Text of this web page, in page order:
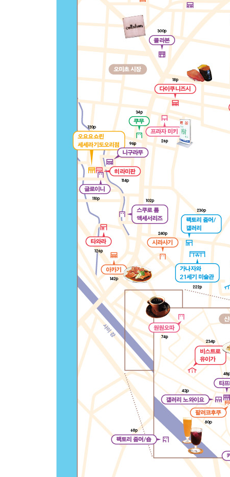
6 완벽한 골목과 하루
20인 한정 도시락과 공원 니기니기
좋은 물로 쌓아온 400년 후쿠미츠야
촘촘한 브랜드가 지역을 맞이하는 법 미나 페르호
작은 책방의 즐거움 이시비키 퍼블릭
아지트에서 먹는 고마운 카레 조-하우스
80년 오뎅 와카바
7 창작과 생활과 요리
창작과 생활과 요리 니와토코
함박눈, 빵, 커피 가나자와코마치
3+3+3+1= 콜라본
모두가 주인공 이나사
작은 물건이 삶을 바꿀 때 이와모토키요시상점